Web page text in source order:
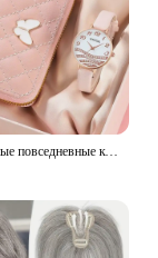
Женские модные повседневные кожаные часы и плюшевый шар украшение бабочка кошелек набор кварцевые наручные часы платье часы Montre Femme